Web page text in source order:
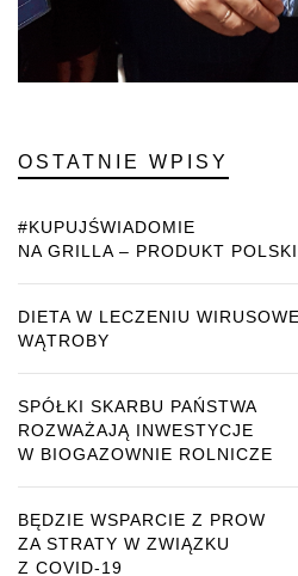
OSTATNIE WPISY
#KUPUJŚWIADOMIE
NA GRILLA – PRODUKT POLSKI
DIETA W LECZENIU
WĄTROBY
SPÓŁKI SKARBU PAŃSTWA
ROZWAŻAJĄ INWESTYCJE
W BIOGAZOWNIE ROLNICZE
BĘDZIE WSPARCIE Z PROW
ZA STRATY W ZWIĄZKU
Z COVID-19